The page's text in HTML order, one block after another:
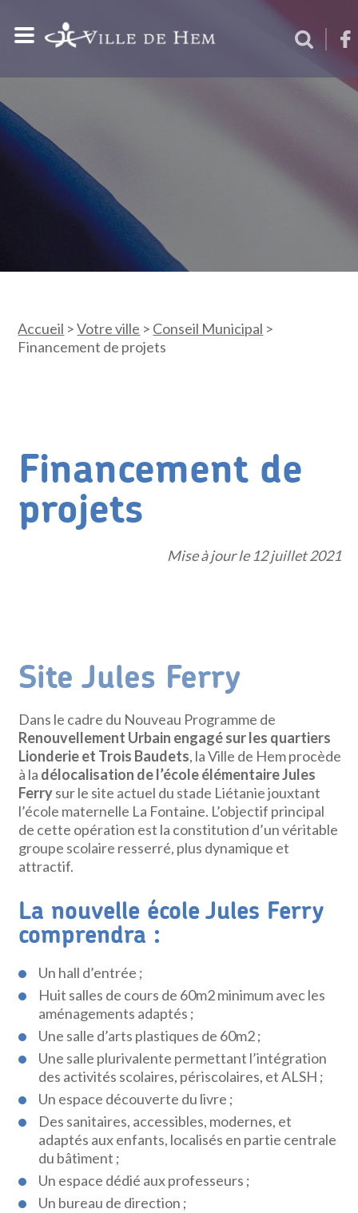
Accueil >Votre ville > Conseil Municipal >
Financement de projets
Financement de
projets
Mise à jour le 12 juillet 2021
Site Jules Ferry
Dans le cadre du Nouveau Programme de
Renouvellement Urbain engagé sur les quartiers
Lionderie et Trois Baudets, la Ville de Hem procède
à la délocalisation de l’école élémentaire Jules
Ferrysur le site actuel du stade Liétanie jouxtant
l’école maternelle La Fontaine. L’objectif principal
de cette opération est la constitution d’un véritable
groupe scolaire resserré, plus dynamique et
attractif.
La nouvelle école Jules Ferry
comprendra :
Un hall d’entrée ;
Huit salles de cours de 60m2 minimum avec les
aménagements adaptés ;
Une salle d’arts plastiques de 60m2 ;
Une salle plurivalente permettant l’intégration
des activités scolaires, périscolaires, et ALSH ;
Un espace découverte du livre ;
Des sanitaires, accessibles, modernes, et
adaptés aux enfants, localisés en partie centrale
du bâtiment ;
Un espace dédié aux professeurs ;
Un bureau de direction ;